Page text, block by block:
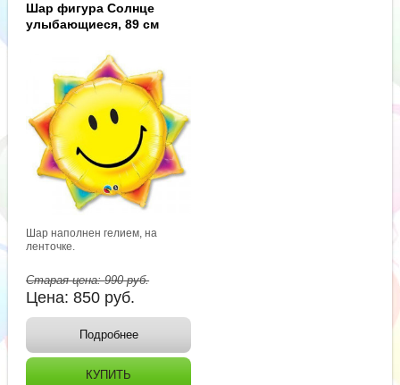
Шар фигура Солнце
улыбающиеся, 89 см
Шар наполнен гелием, на
ленточке.
Старая цена:990руб.
Цена:850 руб.
Подробнее
КУПИТЬ